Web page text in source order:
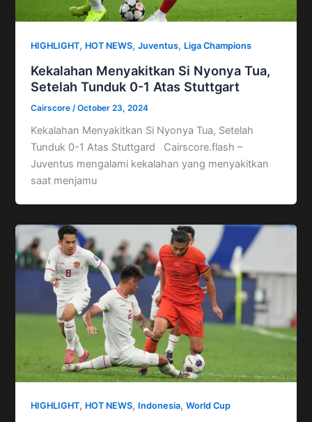
HIGHLIGHT, HOT NEWS,Juventus, Liga Champions
Kekalahan Menyakitkan Si Nyonya Tua,
Setelah Tunduk 0-1 Atas Stuttgart
Cairscore /October 23, 2024
Kekalahan Menyakitkan Si Nyonya Tua, Setelah
Tunduk 0-1 Atas Stuttgard Cairscore.flash –
Juventus mengalami kekalahan yang menyakitkan
saat menjamu
HIGHLIGHT, HOT NEWS, Indonesia,World Cup